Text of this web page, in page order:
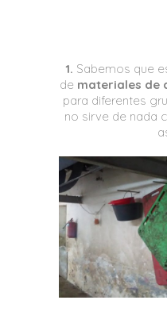
1. Sabemos que
de materiales de
para diferentes
no sirve de nada